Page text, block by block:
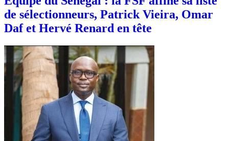
de sélectionneurs, Patrick Vieira, Omar
Daf et Hervé Renard en tête